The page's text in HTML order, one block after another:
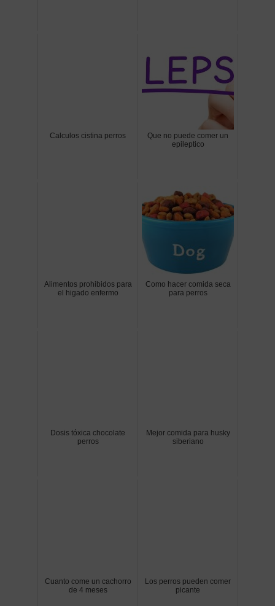
Calculos cistina perros
Que no puede comer un
epileptico
Alimentos prohibidos para
el higado enfermo
Como hacer comida seca
para perros
Dosis tóxica chocolate
perros
Mejor comida para husky
siberiano
Cuanto come un cachorro
de 4 meses
Los perros pueden comer
picante